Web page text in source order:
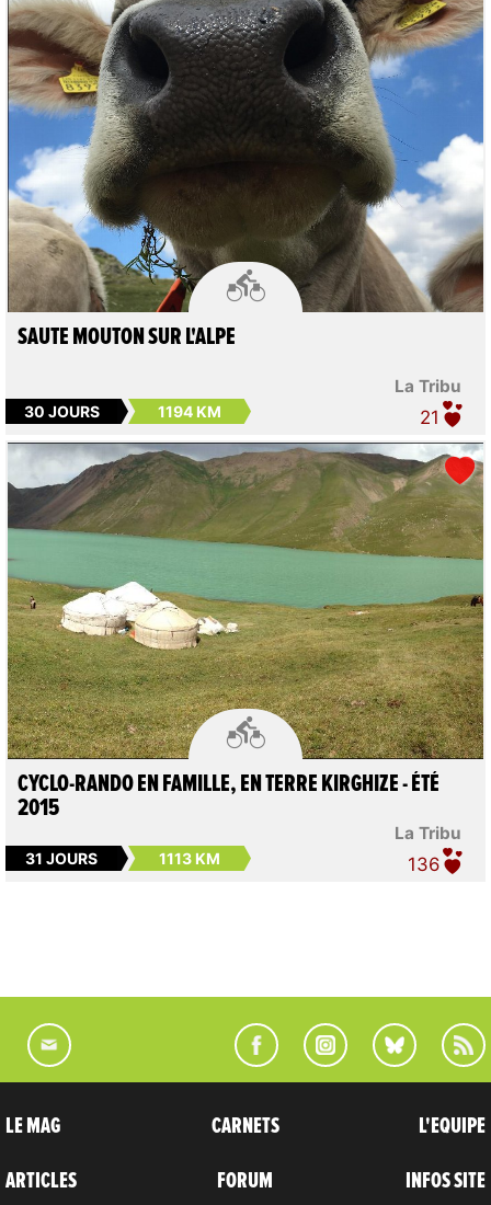

La Tribu
SAUTE MOUTON SUR L'ALPE
30 JOURS 1194 KM 21

La Tribu
CYCLO-RANDO EN FAMILLE, EN TERRE KIRGHIZE - ÉTÉ
2015
31 JOURS 1113 KM 136
LE MAG
ARTICLES
CARNETS
FORUM
L'EQUIPE
INFOS SITE